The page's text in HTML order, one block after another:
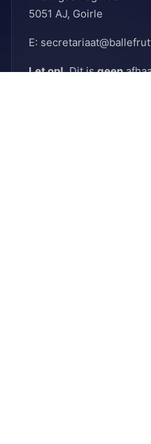
5051 AJ, Goirle
E:
Let op!Dit isgeen